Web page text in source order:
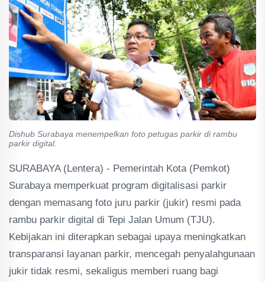
Dishub Surabaya menempelkan foto petugas parkir di rambu
parkir digital.
SURABAYA (Lentera) - Pemerintah Kota (Pemkot)
Surabaya memperkuat program digitalisasi parkir
dengan memasang foto juru parkir (jukir) resmi pada
rambu parkir digital di Tepi Jalan Umum (TJU).
Kebijakan ini diterapkan sebagai upaya meningkatkan
transparansi layanan parkir, mencegah penyalahgunaan
jukir tidak resmi, sekaligus memberi ruang bagi